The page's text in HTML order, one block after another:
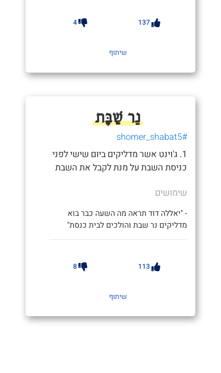
137
4
שיתוף
נֵר שַׁבָּת
#shomer_shabat5
1. ג'וינט אשר מדליקים ביום שישי לפני
כניסת השבת על מנת לקבל את השבת
שימושים
- "יאללה דוד תראה מה השעה כבר בוא
מדליקים נר שבת והולכים לבית כנסת"
113
8
שיתוף